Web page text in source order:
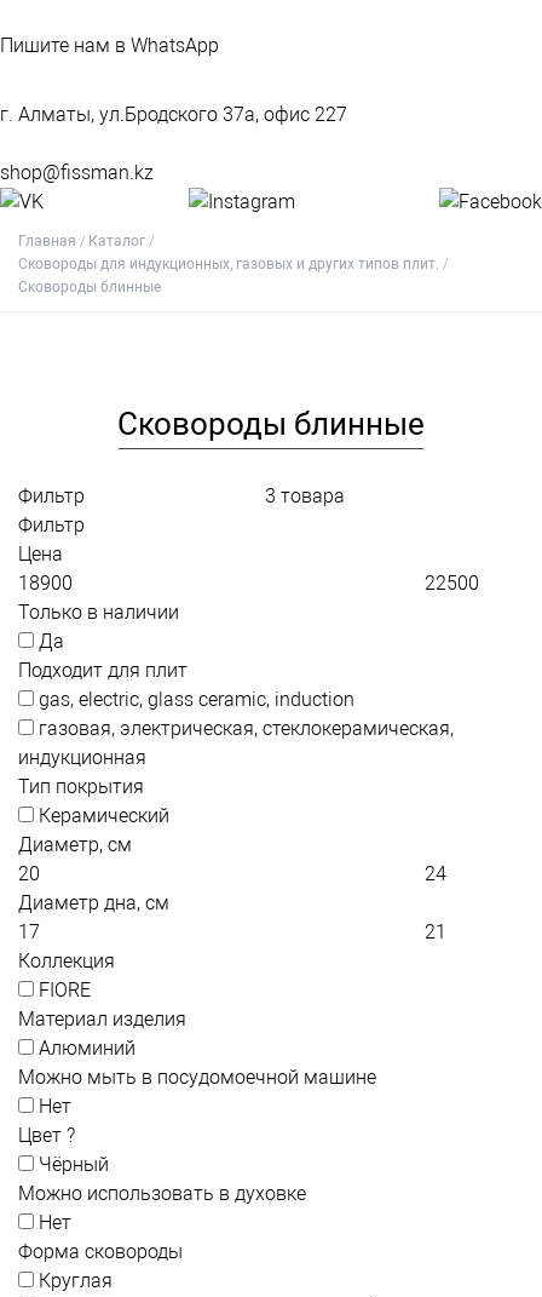
Пишите нам в WhatsApp
г. Алматы, ул.Бродского 37а, офис 227
shop@fissman.kz
Главная
Каталог
Сковороды для индукционных, газовых и других типов плит.
Сковороды блинные
Сковороды блинные
Фильтр 3 товара
Фильтр
Цена
Только в наличии
Да
Подходит для плит
gas, electric, glass ceramic, induction
газовая, электрическая, стеклокерамическая,
индукционная
Тип покрытия
Керамический
Диаметр, см
Диаметр дна, см
Коллекция
FIORE
Материал изделия
Алюминий
Можно мыть в посудомоечной машине
Нет
Цвет ?
Чёрный
Можно использовать в духовке
Нет
Форма сковороды
Круглая